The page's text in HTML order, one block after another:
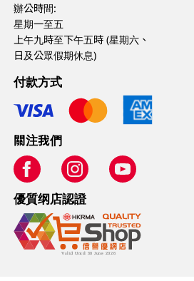
辦公時間:
星期一至五
上午九時至下午五時 (星期六、
日及公眾假期休息)
付款方式
關注我們
優質纲店認證